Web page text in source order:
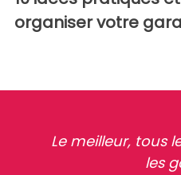
organiser votre
Le meilleur, tous
les